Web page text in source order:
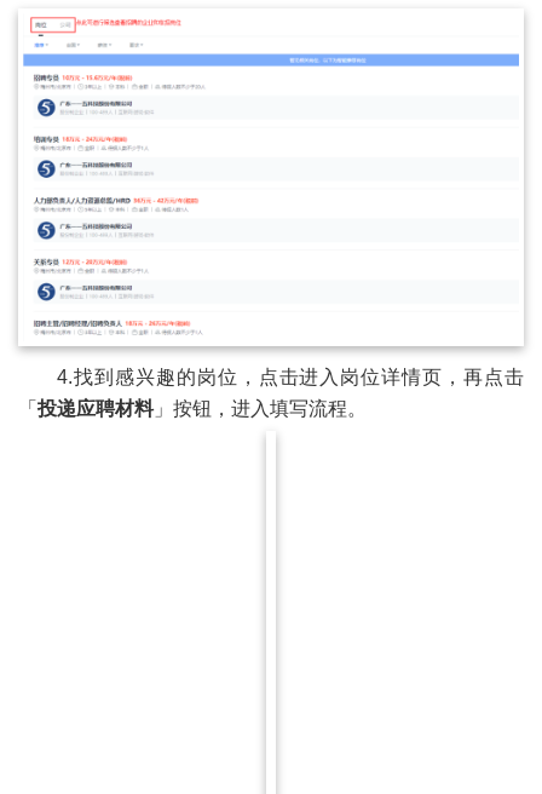
4.找到感兴趣的岗位，点击进入岗位详情页，再点击
「 投递应聘材料」按钮，进入填写流程。